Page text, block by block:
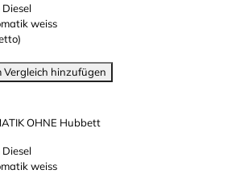
Diesel
weiss
Vergleich hinzufügen
OHNE Hubbett
Diesel
weiss